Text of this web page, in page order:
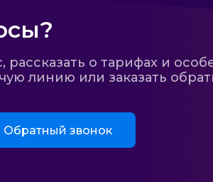
о тарифах и
линию или заказать
Обратный звонок